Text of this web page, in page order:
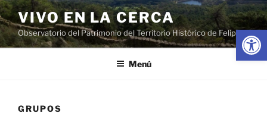
Abrir
Saltar
al
contenido
VIVO EN LA CERCA
Observatorio del Patrimonio del Territorio Histórico de Felipe II
Menú
GRUPOS